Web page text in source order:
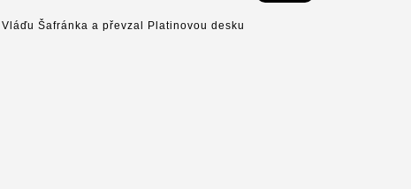
Šafránka a převzal Platinovou desku